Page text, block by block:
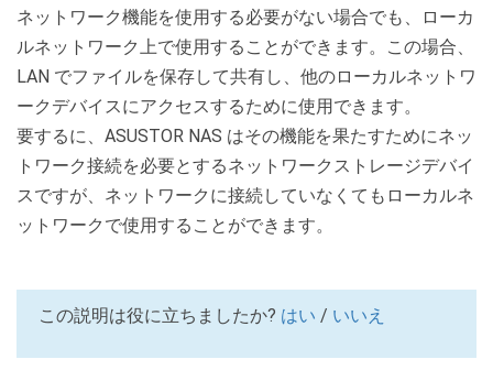
ネットワーク機能を使用する必要がない場合でも、ローカ
ルネットワーク上で使用することができます。この場合、
LAN でファイルを保存して共有し、他のローカルネットワ
ークデバイスにアクセスするために使用できます。
要するに、ASUSTOR NAS はその機能を果たすためにネッ
トワーク接続を必要とするネットワークストレージデバイ
スですが、ネットワークに接続していなくてもローカルネ
ットワークで使用することができます。
この説明は役に立ちましたか? はい / いいえ